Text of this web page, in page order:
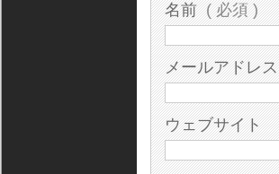
名前 ( 必須 )
メールアドレス
ウェブサイト